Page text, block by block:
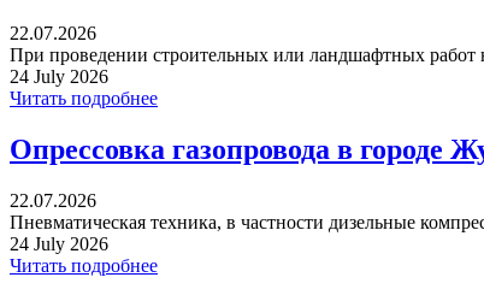
22.07.2026
При проведении строительных или ландшафтных работ
24 July 2026
Читать подробнее
Опрессовка газопровода в городе
22.07.2026
Пневматическая техника, в частности дизельные
24 July 2026
Читать подробнее